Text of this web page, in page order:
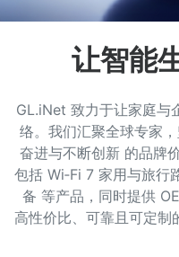
让智能
GL.iNet 致力于让家庭与
络。我们汇聚全球专家
奋进与不断创新 的品牌
包括 Wi‑Fi 7 家用与旅行
备 等产品，同时提供
高性价比、可靠且可定制